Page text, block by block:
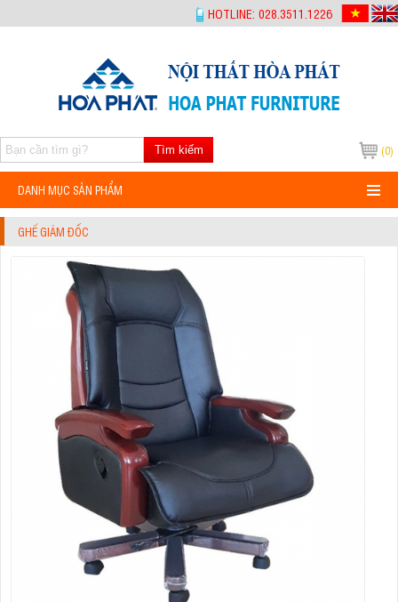
HOTLINE: 028.3511.1226
(0)
Tìm kiếm
DANH MỤC SẢN PHẨM
GHẾ GIÁM ĐỐC